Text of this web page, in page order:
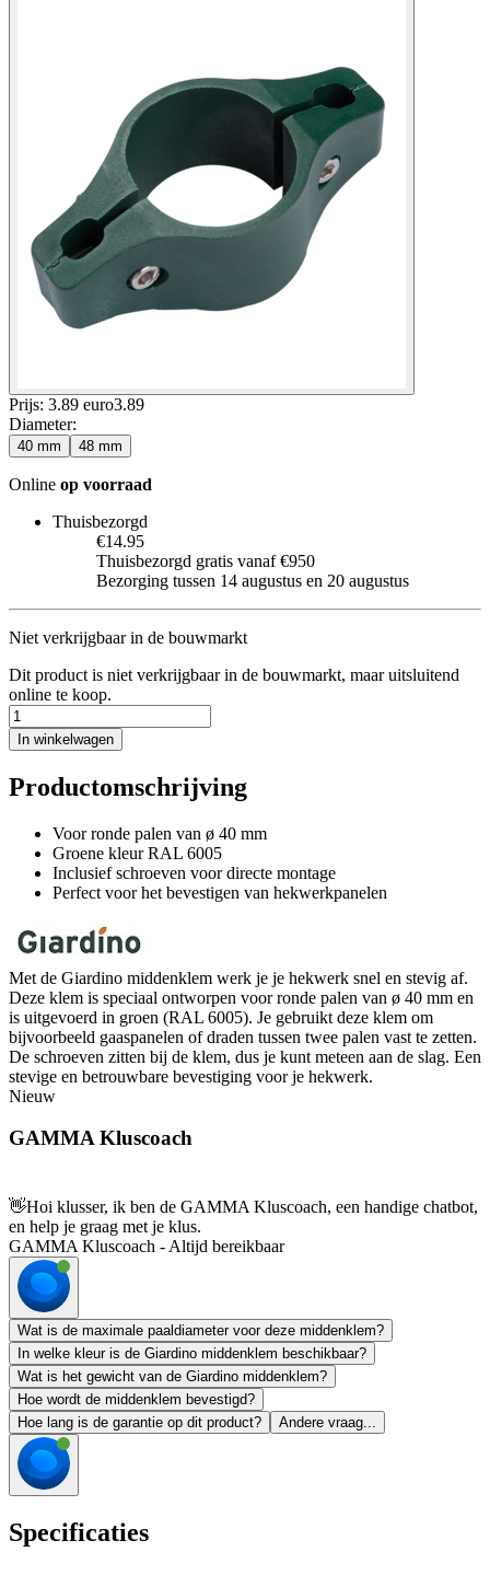
Prijs: 3.89 euro3.89
Diameter:
40 mm 48 mm
Online op voorraad
Thuisbezorgd
€14.95
Thuisbezorgd gratis vanaf €950
Bezorging tussen 14 augustus en 20 augustus
Niet verkrijgbaar in de bouwmarkt
Dit product is niet verkrijgbaar in de bouwmarkt, maar uitsluitend
online te koop.
In winkelwagen
Productomschrijving
Voor ronde palen van ø 40 mm
Groene kleur RAL 6005
Inclusief schroeven voor directe montage
Perfect voor het bevestigen van hekwerkpanelen
Met de Giardino middenklem werk je je hekwerk snel en stevig af.
Deze klem is speciaal ontworpen voor ronde palen van ø 40 mm en
is uitgevoerd in groen (RAL 6005). Je gebruikt deze klem om
bijvoorbeeld gaaspanelen of draden tussen twee palen vast te zetten.
De schroeven zitten bij de klem, dus je kunt meteen aan de slag. Een
stevige en betrouwbare bevestiging voor je hekwerk.
Nieuw
GAMMA Kluscoach
👋Hoi klusser, ik ben de GAMMA Kluscoach, een handige chatbot,
en help je graag met je klus.
GAMMA Kluscoach - Altijd bereikbaar
Wat is de maximale paaldiameter voor deze middenklem?
In welke kleur is de Giardino middenklem beschikbaar?
Wat is het gewicht van de Giardino middenklem?
Hoe wordt de middenklem bevestigd?
Hoe lang is de garantie op dit product?
Andere vraag...
Specificaties